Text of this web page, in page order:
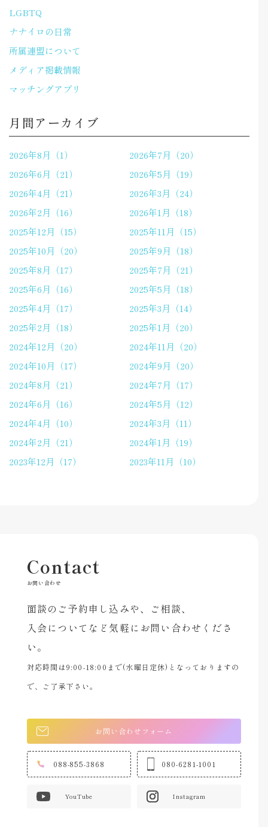
LGBTQ
ナナイロの日常
所属連盟について
メディア掲載情報
マッチングアプリ
月間アーカイブ
2026年8月（1）
2026年7月（20）
2026年6月（21）
2026年5月（19）
2026年4月（21）
2026年3月（24）
2026年2月（16）
2026年1月（18）
2025年12月（15）
2025年11月（15）
2025年10月（20）
2025年9月（18）
2025年8月（17）
2025年7月（21）
2025年6月（16）
2025年5月（18）
2025年4月（17）
2025年3月（14）
2025年2月（18）
2025年1月（20）
2024年12月（20）
2024年11月（20）
2024年10月（17）
2024年9月（20）
2024年8月（21）
2024年7月（17）
2024年6月（16）
2024年5月（12）
2024年4月（10）
2024年3月（11）
2024年2月（21）
2024年1月（19）
2023年12月（17）
2023年11月（10）
Contact
お問い合わせ
面談のご予約申し込みや、ご相談、
入会についてなど気軽にお問い合わせくださ
い。
対応時間は9:00-18:00まで(水曜日定休)となっておりますの
で、ご了承下さい。
お問い合わせフォーム
088-855-3868 080-6281-1001
YouTube Instagram